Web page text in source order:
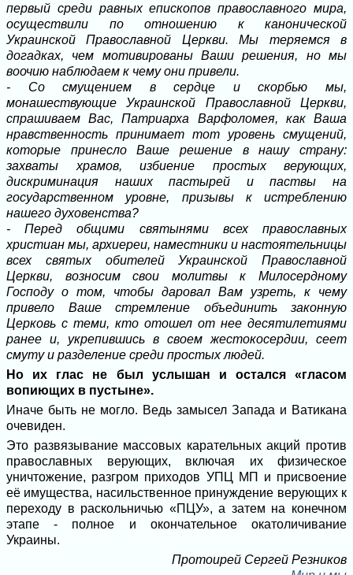
первый среди равных епископов православного мира,
осуществили по отношению к канонической
Украинской Православной Церкви. Мы теряемся в
догадках, чем мотивированы Ваши решения, но мы
воочию наблюдаем к чему они привели.
- Со смущением в сердце и скорбью мы,
монашествующие Украинской Православной Церкви,
спрашиваем Вас, Патриарха Варфоломея, как Ваша
нравственность принимает тот уровень смущений,
которые принесло Ваше решение в нашу страну:
захваты храмов, избиение простых верующих,
дискриминация наших пастырей и паствы на
государственном уровне, призывы к истреблению
нашего духовенства?
- Перед общими святынями всех православных
христиан мы, архиереи, наместники и настоятельницы
всех святых обителей Украинской Православной
Церкви, возносим свои молитвы к Милосердному
Господу о том, чтобы даровал Вам узреть, к чему
привело Ваше стремление объединить законную
Церковь с теми, кто отошел от нее десятилетиями
ранее и, укрепившись в своем жестокосердии, сеет
смуту и разделение среди простых людей.
Но их глас не был услышан и остался «гласом
вопиющих в пустыне».
Иначе быть не могло. Ведь замысел Запада и Ватикана
очевиден.
Это развязывание массовых карательных акций против
православных верующих, включая их физическое
уничтожение, разгром приходов УПЦ МП и присвоение
её имущества, насильственное принуждение верующих к
переходу в раскольничью «ПЦУ», а затем на конечном
этапе - полное и окончательное окатоличивание
Украины.
Протоирей Сергей Резников